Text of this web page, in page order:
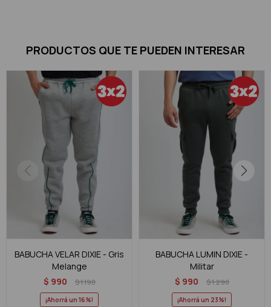
PRODUCTOS QUE TE PUEDEN INTERESAR
BABUCHA VELAR DIXIE - Gris
Melange
$ 990 $1.190
16
BABUCHA LUMIN DIXIE -
Militar
$ 990 $1.290
23